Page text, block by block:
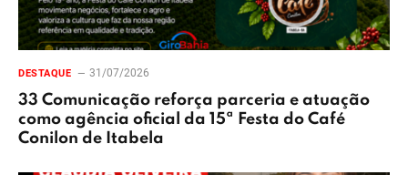
DESTAQUE 31/07/2026
33 Comunicação reforça parceria e atuação
como agência oficial da 15ª Festa do Café
Conilon de Itabela